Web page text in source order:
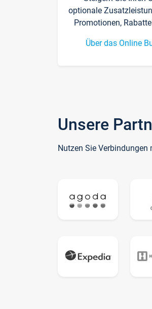
optionale
Promotionen,
Über das Online
Unsere
Nutzen Sie